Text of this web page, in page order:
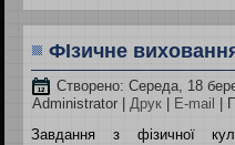
ФІзичне
Створено: Середа, 18
Administrator |Друк E-mail
|
Завдання з фізичної